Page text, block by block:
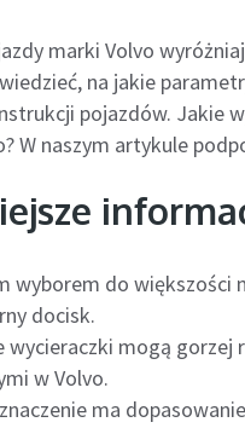
marki Volvo
na jakie
pojazdów. Jakie
W naszym artykule
wyborem do większości
docisk.
wycieraczki mogą gorzej
w Volvo.
ma